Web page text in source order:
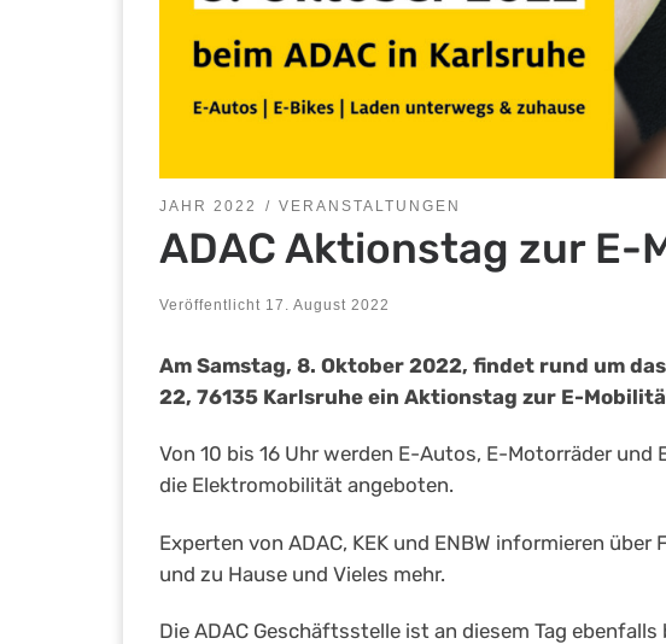
JAHR 2022 VERANSTALTUNGEN
ADAC Aktionstag zur E-
Veröffentlicht 17. August 2022
Am Samstag, 8. Oktober 2022, findet rund um
22, 76135 Karlsruhe ein Aktionstag zur E-
Von 10 bis 16 Uhr werden E-Autos, E-Motorräder
die Elektromobilität angeboten.
Experten von ADAC, KEK und ENBW informieren
und zu Hause und Vieles mehr.
Die ADAC Geschäftsstelle ist an diesem Tag